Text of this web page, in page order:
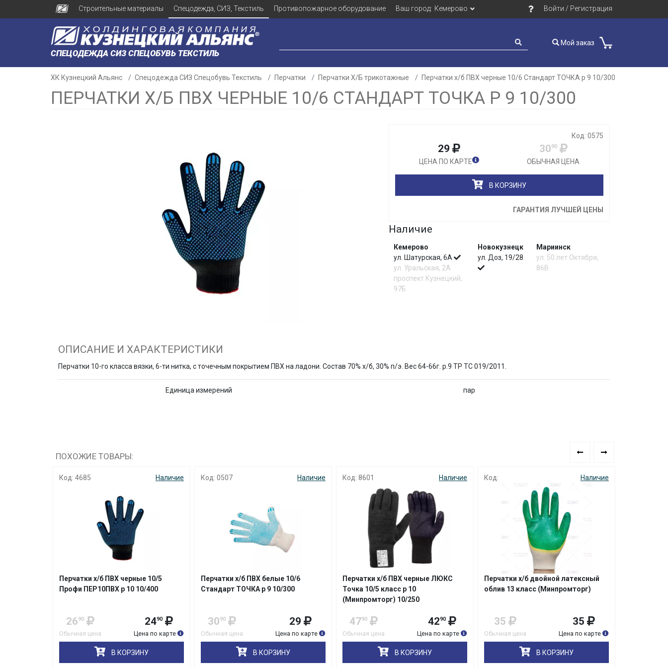
Строительные материалы Спецодежда, СИЗ, Текстиль Противопожарное оборудование Ваш город: Кемерово Войти / Регистрация
СПЕЦОДЕЖДА СИЗ СПЕЦОБУВЬ ТЕКСТИЛЬ
Мой заказ
ХК Кузнецкий Альянс Спецодежда СИЗ Спецобувь Текстиль Перчатки Перчатки Х/Б трикотажные Перчатки х/б ПВХ черные 10/6 Стандарт ТОЧКА р 9 10/300
ПЕРЧАТКИ Х/Б ПВХ ЧЕРНЫЕ 10/6 СТАНДАРТ ТОЧКА Р 9 10/300
Код: 0575
29
ЦЕНА ПО КАРТЕ
3090
ОБЫЧНАЯ ЦЕНА
В КОРЗИНУ
ГАРАНТИЯ ЛУЧШЕЙ ЦЕНЫ
Наличие
Кемерово
ул. Шатурская, 6А
ул. Уральская, 2А
проспект Кузнецкий,
97Б
Новокузнецк
ул. Доз, 19/28
Мариинск
ул. 50 лет Октября,
86В
ОПИСАНИЕ И ХАРАКТЕРИСТИКИ
Перчатки 10-го класса вязки, 6-ти нитка, с точечным покрытием ПВХ на ладони. Состав 70% х/б, 30% п/э. Вес 64-66г. р.9 ТР ТС 019/2011.
Единица измерений пар
ПОХОЖИЕ ТОВАРЫ:
Код: 4685 Наличие
Перчатки х/б ПВХ черные 10/5
Профи ПЕР10ПВХ р 10 10/400
2690
Обычная цена
2490
Цена по карте
В КОРЗИНУ
Код: 0507 Наличие
Перчатки х/б ПВХ белые 10/6
Стандарт ТОЧКА р 9 10/300
3090
Обычная цена
29
Цена по карте
В КОРЗИНУ
Код: 8601 Наличие
Перчатки х/б ПВХ черные ЛЮКС
Точка 10/5 класс р 10
(Минпромторг) 10/250
4790
Обычная цена
4290
Цена по карте
В КОРЗИНУ
Код: Наличие
Перчатки х/б двойной латексный
облив 13 класс (Минпромторг)
35
Обычная цена
35
Цена по карте
В КОРЗИНУ
Разбейте
на части
График платежей
Сегодня
25%
% картой любого банка
раз в 2
недели
Остались вопросы?
8 800 302-02-51